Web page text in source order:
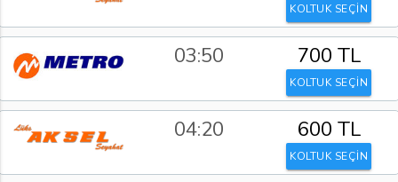
KOLTUK SEÇİN
03:50 700 TL
KOLTUK SEÇİN
04:20 600 TL
KOLTUK SEÇİN